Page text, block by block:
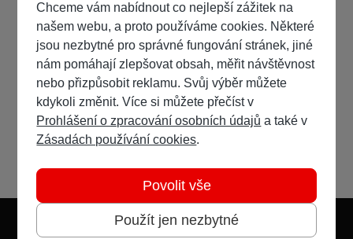
Chceme vám nabídnout co nejlepší zážitek na
našem webu, a proto používáme cookies. Některé
jsou nezbytné pro správné fungování stránek, jiné
nám pomáhají zlepšovat obsah, měřit návštěvnost
nebo přizpůsobit reklamu. Svůj výběr můžete
kdykoli změnit. Více si můžete přečíst v
Prohlášení o zpracování osobních údajů a také v
Zásadách používání cookies.
Použít jen nezbytné
Povolit vše